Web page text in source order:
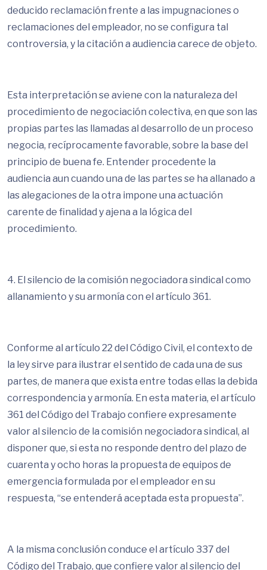
deducido reclamación frente a las impugnaciones o
reclamaciones del empleador, no se configura tal
controversia, y la citación a audiencia carece de objeto.
Esta interpretación se aviene con la naturaleza del
procedimiento de negociación colectiva, en que son las
propias partes las llamadas al desarrollo de un proceso
negocia, recíprocamente favorable, sobre la base del
principio de buena fe. Entender procedente la
audiencia aun cuando una de las partes se ha allanado a
las alegaciones de la otra impone una actuación
carente de finalidad y ajena a la lógica del
procedimiento.
4. El silencio de la comisión negociadora sindical como
allanamiento y su armonía con el artículo 361.
Conforme al artículo 22 del Código Civil, el contexto de
la ley sirve para ilustrar el sentido de cada una de sus
partes, de manera que exista entre todas ellas la debida
correspondencia y armonía. En esta materia, el artículo
361 del Código del Trabajo confiere expresamente
valor al silencio de la comisión negociadora sindical, al
disponer que, si esta no responde dentro del plazo de
cuarenta y ocho horas la propuesta de equipos de
emergencia formulada por el empleador en su
respuesta, “se entenderá aceptada esta propuesta”.
A la misma conclusión conduce el artículo 337 del
Código del Trabajo, que confiere valor al silencio del